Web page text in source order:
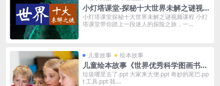
小灯塔课堂-探秘十大世界未解之谜视频
课程
小灯塔课堂探秘十大世界未解之谜视频课程 小灯
塔课堂带你踏上一段迷人的探险之旅，一...
儿童故事 绘本故事
儿童绘本故事《世界优秀科学图画书》
PPT 23本
垃圾哪里去了.ppt 大家来大便.ppt 奇妙的尾巴.pp
t 工具.ppt 我....